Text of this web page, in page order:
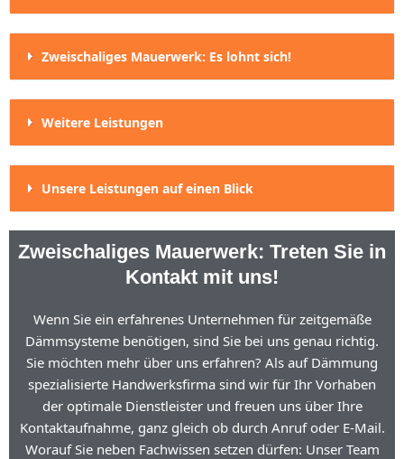
Zweischaliges Mauerwerk: Es lohnt sich!
Weitere Leistungen
Unsere Leistungen auf einen Blick
Zweischaliges Mauerwerk: Treten Sie in
Kontakt mit uns!
Wenn Sie ein erfahrenes Unternehmen für zeitgemäße
Dämmsysteme benötigen, sind Sie bei uns genau richtig.
Sie möchten mehr über uns erfahren? Als auf Dämmung
spezialisierte Handwerksfirma sind wir für Ihr Vorhaben
der optimale Dienstleister und freuen uns über Ihre
Kontaktaufnahme, ganz gleich ob durch Anruf oder E-Mail.
Worauf Sie neben Fachwissen setzen dürfen: Unser Team